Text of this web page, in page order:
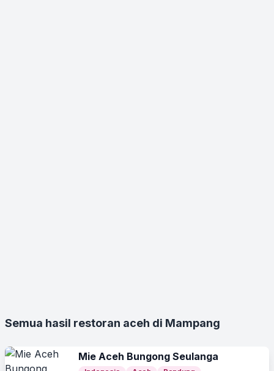
Semua hasil restoran aceh di Mampang
Mie Aceh Bungong Seulanga